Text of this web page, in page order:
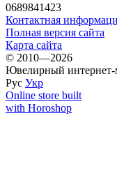
0689841423
Контактная
Полная версия сайта
Карта сайта
© 2010—2026
Ювелирный интернет-
Рус Укр
Online store built
with Horoshop